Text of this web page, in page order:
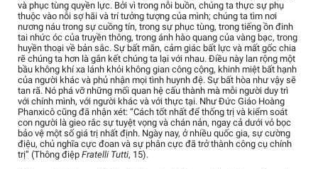
và phục tùng quyền lực. Bởi vì trong nỗi buồn, chúng ta thực sự phụ
thuộc vào nỗi sợ hãi và trí tưởng tượng của mình; chúng ta tìm nơi
nương náu trong sự cuồng tín, trong sự phục tùng, trong tiếng ồn đinh
tai nhức óc của truyền thông, trong ánh hào quang của vàng bạc, trong
huyền thoại về bản sắc. Sự bất mãn, cảm giác bất lực và mất gốc chia
rẽ chúng ta hơn là gắn kết chúng ta lại với nhau. Điều này lan rộng một
bầu không khí xa lánh khỏi không gian công cộng, khinh miệt bất hạnh
của người khác và phủ nhận mọi tình huynh đệ. Sự bất hòa như vậy sẽ
tan rã. Nó phá vỡ những mối quan hệ cấu thành mà mỗi người duy trì
với chính mình, với người khác và với thực tại. Như Đức Giáo Hoàng
Phanxicô cũng đã nhận xét: “Cách tốt nhất để thống trị và kiểm soát
con người là gieo rắc sự tuyệt vọng và chán nản, ngay cả dưới vỏ bọc
bảo vệ một số giá trị nhất định. Ngày nay, ở nhiều quốc gia, sự cường
điệu, chủ nghĩa cực đoan và sự phân cực đã trở thành công cụ chính
trị” (Thông điệp Fratelli Tutti, 15).